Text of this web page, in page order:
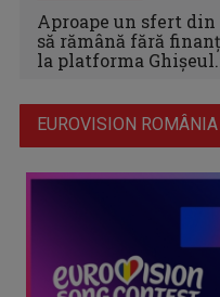
Aproape un sfert
să rămână fără
la platforma
EUROVISION ROMÂNIA